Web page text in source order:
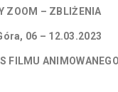
ZOOM – ZBLIŻENIA
06 – 12.03.2023
FILMU ANIMOWANEGO